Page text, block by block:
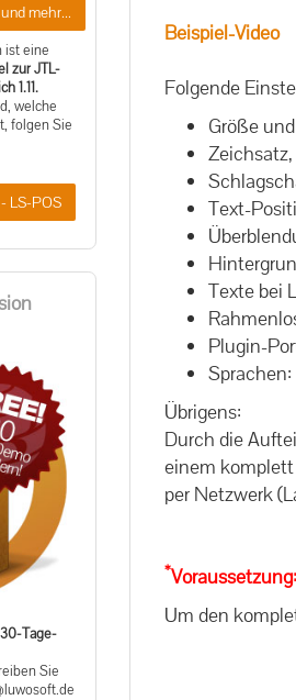
Beispiel-Video
Folgende
Größe
Text-
Texte bei
Plugin-
Übrigens:
Durch die
einem komplett
per Netzwerk
*
Um den
mehr...
ist eine
zur JTL-
1.11.
welche
folgen Sie
LS-POS
30-Tage-
Sie